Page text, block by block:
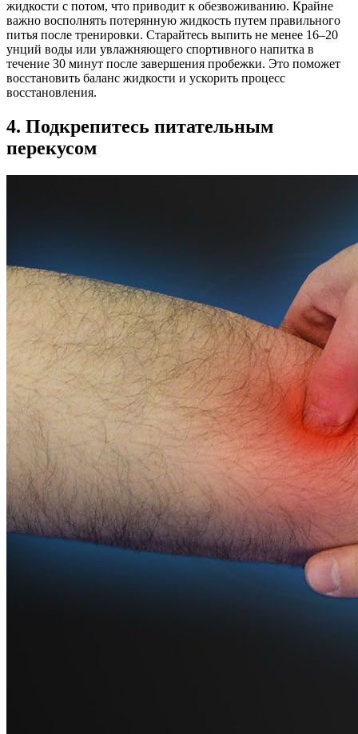
жидкости с потом, что приводит к обезвоживанию. Крайне
важно восполнять потерянную жидкость путем правильного
питья после тренировки. Старайтесь выпить не менее 16–20
унций воды или увлажняющего спортивного напитка в
течение 30 минут после завершения пробежки. Это поможет
восстановить баланс жидкости и ускорить процесс
восстановления.
4. Подкрепитесь питательным
перекусом